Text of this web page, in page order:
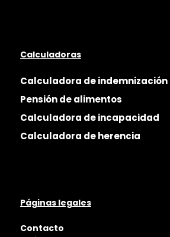
Calculadoras
Calculadora de indemnización
Pensión de alimentos
Calculadora de incapacidad
Calculadora de herencia
Páginas legales
Contacto